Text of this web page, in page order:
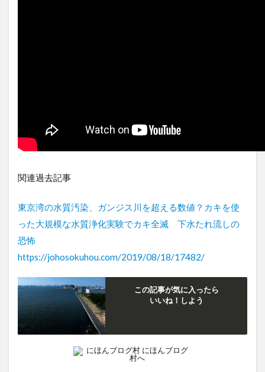
関連過去記事
東京湾の水質汚染、ガンジス川を超える数値？カキを使
った大規模な水質浄化実験でカキ全滅 下水たれ流しの
恐怖
https://johosokuhou.com/2019/08/18/17482/
この記事が気に入ったら
いいね！しよう